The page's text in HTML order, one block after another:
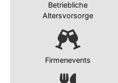
Betriebliche
Altersvorsorge
Firmenevents